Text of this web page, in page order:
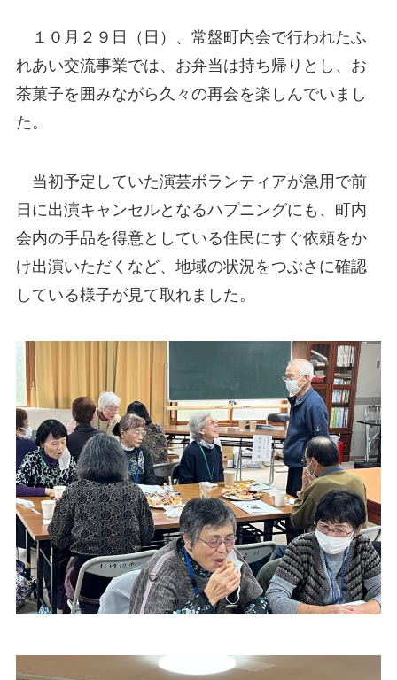
１０月２９日（日）、常盤町内会で行われたふ
れあい交流事業では、お弁当は持ち帰りとし、お
茶菓子を囲みながら久々の再会を楽しんでいまし
た。
当初予定していた演芸ボランティアが急用で前
日に出演キャンセルとなるハプニングにも、町内
会内の手品を得意としている住民にすぐ依頼をか
け出演いただくなど、地域の状況をつぶさに確認
している様子が見て取れました。